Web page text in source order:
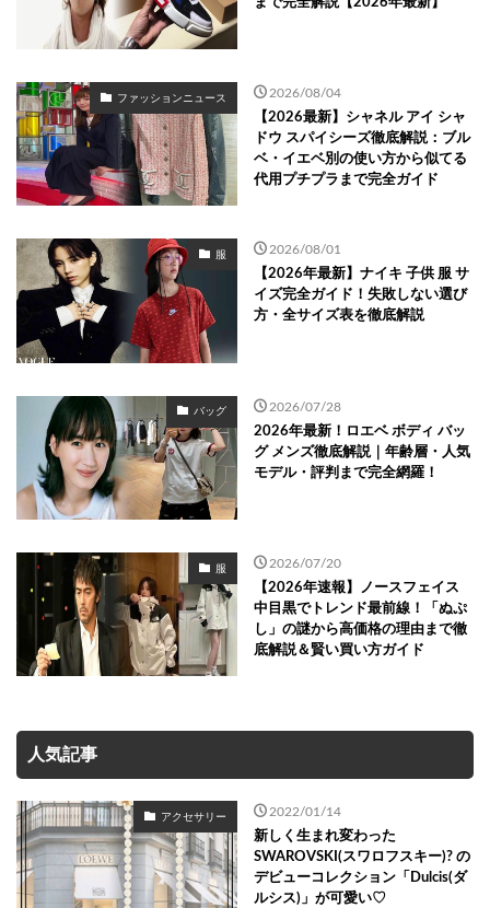
ファッションニュース 2026/08/04
【2026最新】シャネル アイ シャ
ドウ スパイシーズ徹底解説：ブル
ベ・イエベ別の使い方から似てる
代用プチプラまで完全ガイド
服 2026/08/01
【2026年最新】ナイキ 子供 服 サ
イズ完全ガイド！失敗しない選び
方・全サイズ表を徹底解説
バッグ 2026/07/28
2026年最新！ロエベ ボディ バッ
グ メンズ徹底解説｜年齢層・人気
モデル・評判まで完全網羅！
服 2026/07/20
【2026年速報】ノースフェイス
中目黒でトレンド最前線！「ぬぷ
し」の謎から高価格の理由まで徹
底解説＆賢い買い方ガイド
人気記事
アクセサリー 2022/01/14
新しく生まれ変わった
SWAROVSKI(スワロフスキー)? の
デビューコレクション「Dulcis(ダ
ルシス)」が可愛い♡